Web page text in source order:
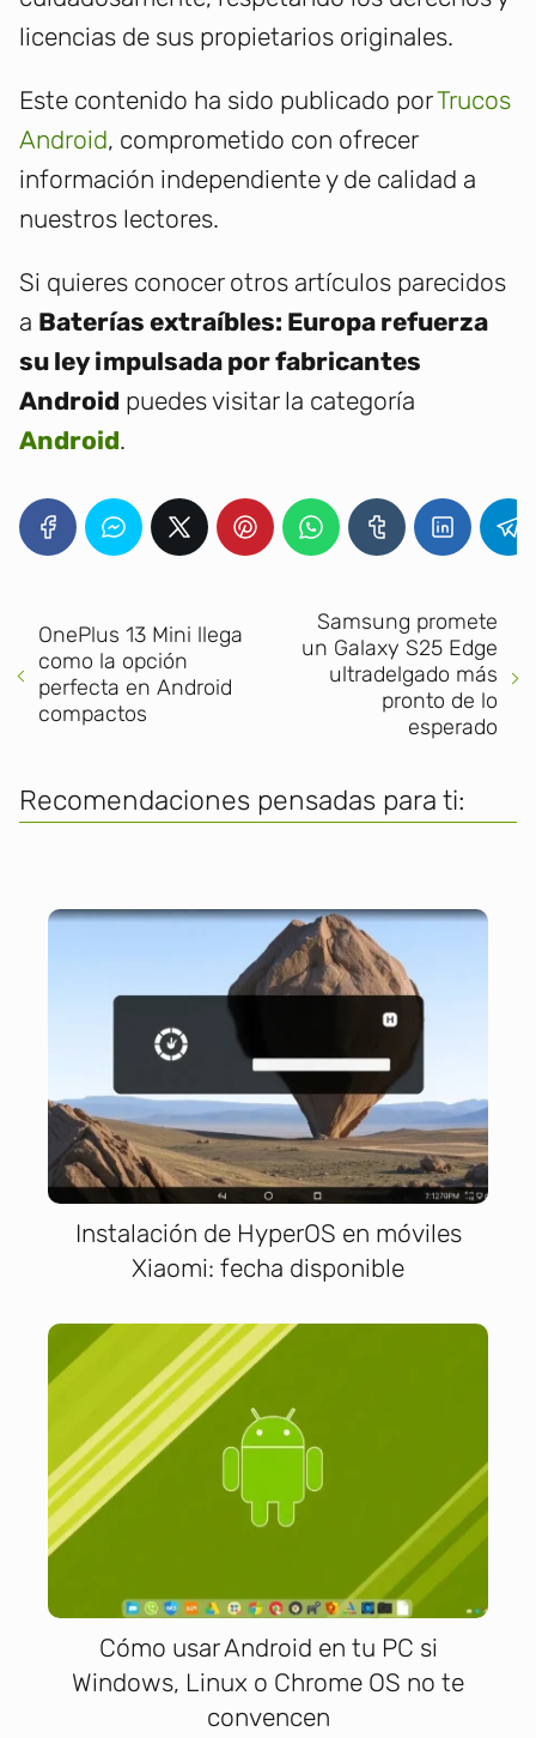
licencias de sus propietarios originales.
Este contenido ha sido publicado porTrucos
Android, comprometido con ofrecer
información independiente y de calidad a
nuestros lectores.
Si quieres conocer otros artículos parecidos
a Baterías extraíbles: Europa refuerza
su ley impulsada por fabricantes
Android puedes visitar la categoría
Android.
OnePlus 13 Mini llega
como la opción
perfecta en Android
compactos
Samsung promete
un Galaxy S25 Edge
ultradelgado más
pronto de lo
esperado
Recomendaciones pensadas para ti:
Instalación de HyperOS en móviles
Xiaomi: fecha disponible
Cómo usar Android en tu PC si
Windows, Linux o Chrome OS no te
convencen